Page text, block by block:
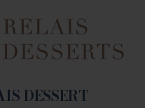
sur Isère
DESSERT